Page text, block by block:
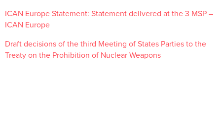
ICAN Europe Statement: Statement delivered at the 3 MSP –
ICAN Europe
Draft decisions of the third Meeting of States Parties to the
Treaty on the Prohibition of Nuclear Weapons